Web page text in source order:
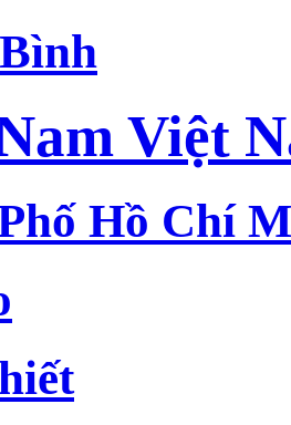
Việt
Hồ Chí